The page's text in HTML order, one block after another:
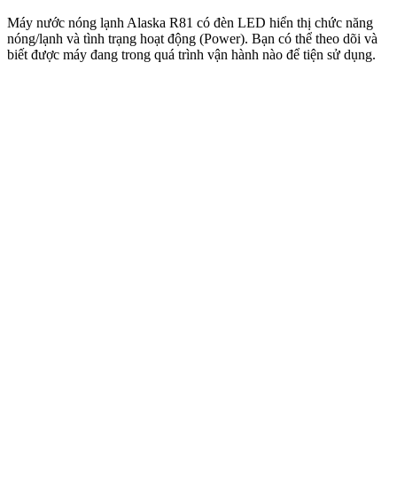
Máy nước nóng lạnh Alaska R81 có đèn LED hiển thị chức năng
nóng/lạnh và tình trạng hoạt động (Power). Bạn có thể theo dõi và
biết được máy đang trong quá trình vận hành nào để tiện sử dụng.